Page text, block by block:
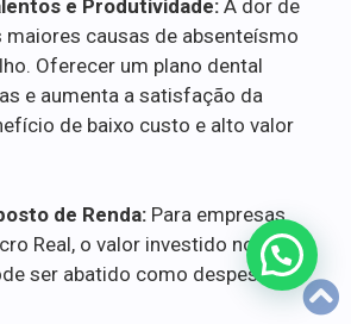
e Produtividade: A dor de
maiores causas de absenteísmo
Oferecer um plano dental
e aumenta a satisfação da
de baixo custo e alto valor
de Renda: Para empresas
Real, o valor investido no plano
ser abatido como despesa